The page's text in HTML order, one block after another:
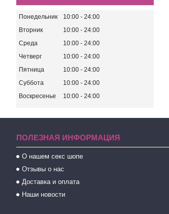
Понедельник 10:00
24:00
Вторник
10:00
24:00
Среда
10:00
24:00
Четверг
10:00
24:00
Пятница
10:00
24:00
Суббота
10:00
24:00
Воскресенье
10:00 24:00
ПОЛЕЗНАЯ ИНФОРМАЦИЯ
О нашем секс шопе
Отзывы о нас
Доставка и оплата
Наши новости